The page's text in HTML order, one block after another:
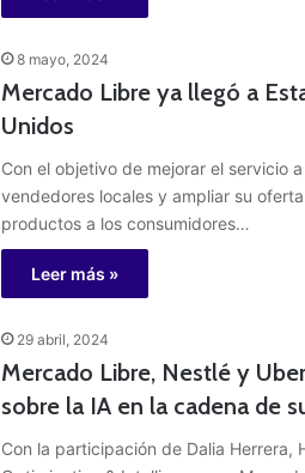
8 mayo, 2024
Mercado Libre ya llegó a
Unidos
Con el objetivo de mejorar el servicio
vendedores locales y ampliar su
productos a los consumidores…
Leer más »
29 abril, 2024
Mercado Libre, Nestlé y
sobre la IA en la cadena de
Con la participación de Dalia Herrera,